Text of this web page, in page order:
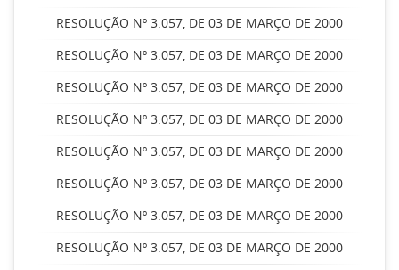
RESOLUÇÃO Nº 3.057, DE 03 DE MARÇO DE 2000
RESOLUÇÃO Nº 3.057, DE 03 DE MARÇO DE 2000
RESOLUÇÃO Nº 3.057, DE 03 DE MARÇO DE 2000
RESOLUÇÃO Nº 3.057, DE 03 DE MARÇO DE 2000
RESOLUÇÃO Nº 3.057, DE 03 DE MARÇO DE 2000
RESOLUÇÃO Nº 3.057, DE 03 DE MARÇO DE 2000
RESOLUÇÃO Nº 3.057, DE 03 DE MARÇO DE 2000
RESOLUÇÃO Nº 3.057, DE 03 DE MARÇO DE 2000